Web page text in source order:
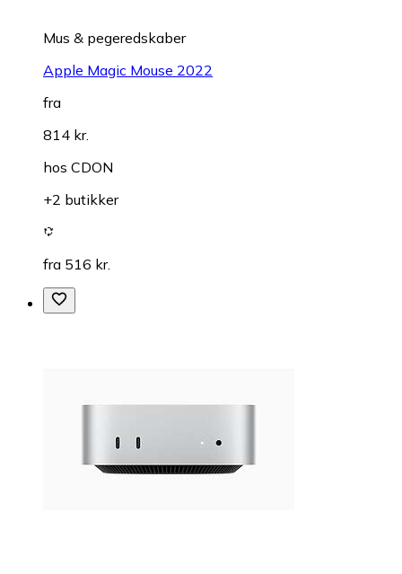
Mus & pegeredskaber
Apple Magic Mouse 2022
fra
814 kr.
hos CDON
+2 butikker
fra 516 kr.